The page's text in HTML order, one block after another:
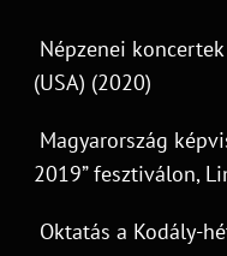
Népzenei
(USA) (2020)
Magyarország
2019” fesztiválon,
Oktatás a Kodály-